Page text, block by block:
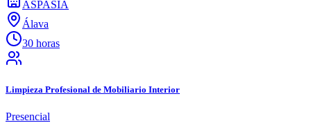
ASPASIA
Álava
30 horas
Limpieza Profesional de Mobiliario Interior
Presencial